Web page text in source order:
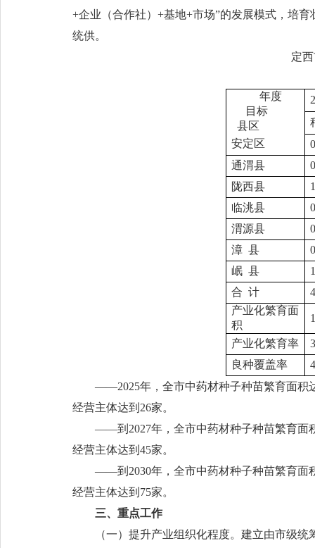
+企业（合作社）+基地+市场”的发展模式，培
统供。
定
年度
目标
县区
安定区
通渭县
陇西县
1
临洮县
渭源县
漳 县
岷 县
合 计
产业化繁育面
积
产业化繁育率
良种覆盖率
——2025年，全市中药材种子种苗繁育面积
经营主体达到26家。
——到2027年，全市中药材种子种苗繁育面
经营主体达到45家。
——到2030年，全市中药材种子种苗繁育面
经营主体达到75家。
三、重点工作
（一）提升产业组织化程度。建立由市级